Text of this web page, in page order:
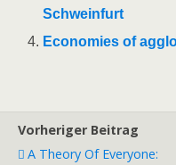
Schweinfurt
Economies of
Vorheriger Beitrag
A Theory Of Everyone: